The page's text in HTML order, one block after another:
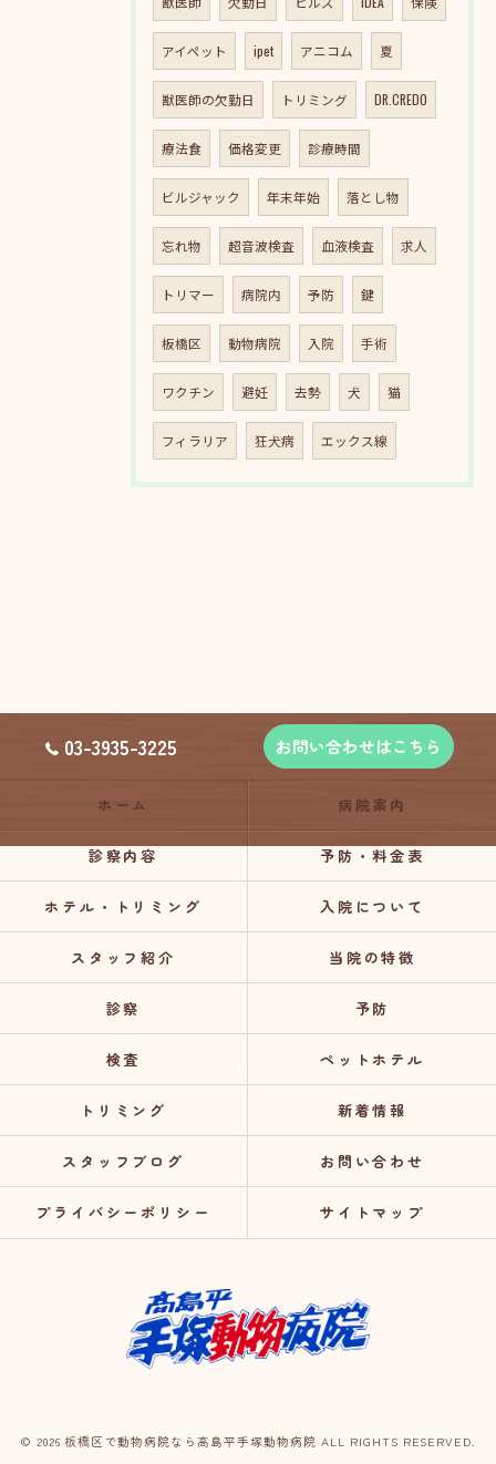
アイペット ipet アニコム 夏
獣医師の欠勤日 トリミング DR.CREDO
療法食 価格変更 診療時間
ビルジャック 年末年始 落とし物
忘れ物 超音波検査 血液検査 求人
トリマー 病院内 予防 鍵
板橋区 動物病院 入院 手術
ワクチン 避妊 去勢 犬 猫
フィラリア 狂犬病 エックス線
03-3935-3225 お問い合わせはこちら
ホーム 病院案内
診察内容 予防・料金表
ホテル・トリミング 入院について
スタッフ紹介 当院の特徴
診察 予防
検査 ペットホテル
トリミング 新着情報
スタッフブログ お問い合わせ
プライバシーポリシー サイトマップ
© 2026 板橋区で動物病院なら高島平手塚動物病院 ALL RIGHTS RESERVED.